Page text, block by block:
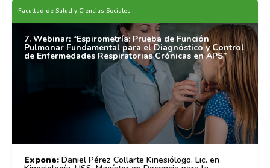
Facultad de Salud y Ciencias Sociales
7. Webinar: “Espirometría: Prueba de Función
Pulmonar Fundamental para el Diagnóstico y Control
de Enfermedades Respiratorias Crónicas en APS”
Expone: Daniel Pérez Collarte Kinesiólogo. Lic. en